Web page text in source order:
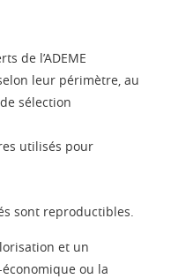
de l’ADEME
leur périmètre, au
sélection
utilisés pour
sont reproductibles.
et un
ou la